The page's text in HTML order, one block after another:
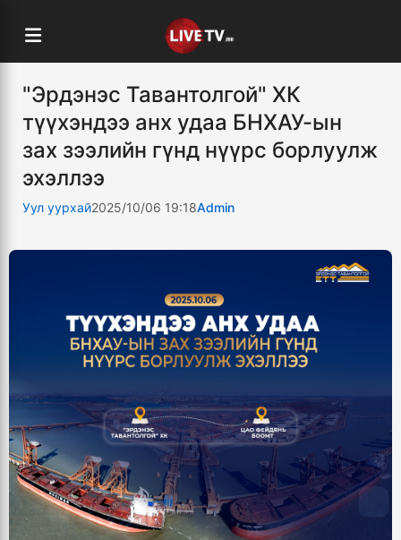
"Эрдэнэс Тавантолгой" ХК
түүхэндээ анх удаа БНХАУ-ын
зах зээлийн гүнд нүүрс борлуулж
эхэллээ
Уул уурхай2025/10/06 19:18Admin